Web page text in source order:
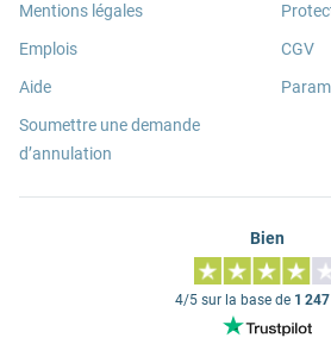
Mentions légales
Emplois
Aide
Soumettre une demande
d’annulation
CGV
Bien
4/5 sur la base de 1